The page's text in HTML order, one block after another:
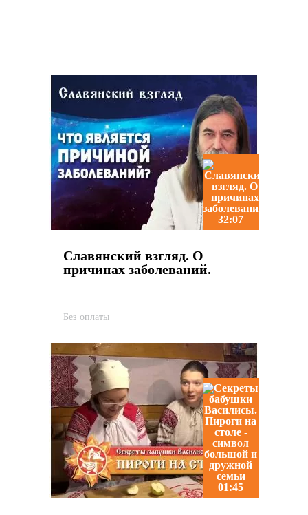
32:07
Славянский взгляд. О
причинах заболеваний.
Без оплаты
01:45